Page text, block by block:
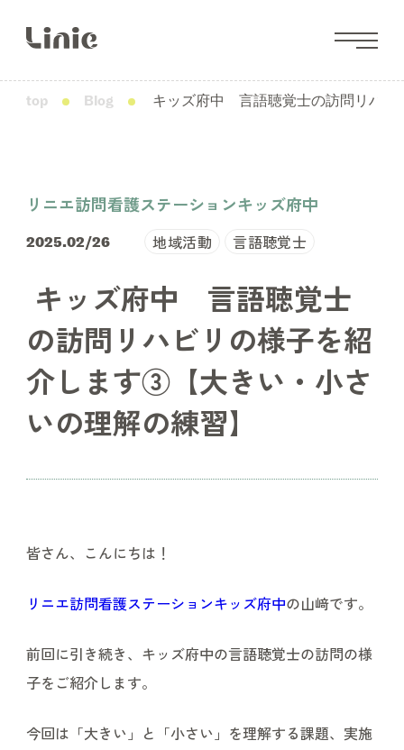
top Blog キッズ府中 言語聴覚士の訪問リハビ
リニエ訪問看護ステーションキッズ府中
2025.02/26 地域活動 言語聴覚士
キッズ府中 言語聴覚士
の訪問リハビリの様子を紹
介します③【大きい・小さ
いの理解の練習】
皆さん、こんにちは！
リニエ訪問看護ステーションキッズ府中の山﨑です。
前回に引き続き、キッズ府中の言語聴覚士の訪問の様
子をご紹介します。
今回は「大きい」と「小さい」を理解する課題、実施